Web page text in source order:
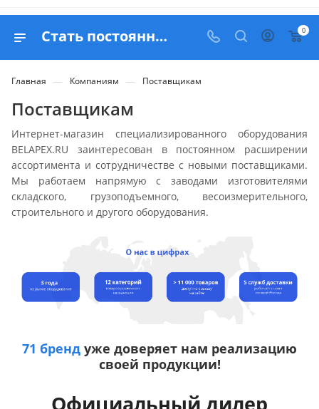
Стать постоянным поставщиком специализированного оборудования 0
Главная — Компаниям — Поставщикам
Поставщикам
Интернет-магазин специализированного оборудования
BELAPEX.RU заинтересован в постоянном расширении
ассортимента и сотрудничестве с новыми поставщиками.
Мы работаем напрямую с заводами изготовителями
складского, грузоподъемного, весоизмерительного,
строительного и другого оборудования.
71 бренд уже доверяет нам реализацию
своей продукции!
Официальный дилер